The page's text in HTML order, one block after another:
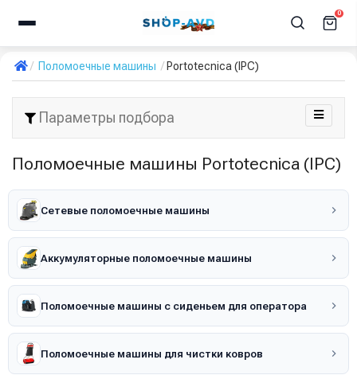
0
Поломоечные машины Portotecnica (IPC)
Параметры подбора
Поломоечные машины Portotecnica (IPC)
Сетевые поломоечные машины
Аккумуляторные поломоечные машины
Поломоечные машины с сиденьем для оператора
Поломоечные машины для чистки ковров